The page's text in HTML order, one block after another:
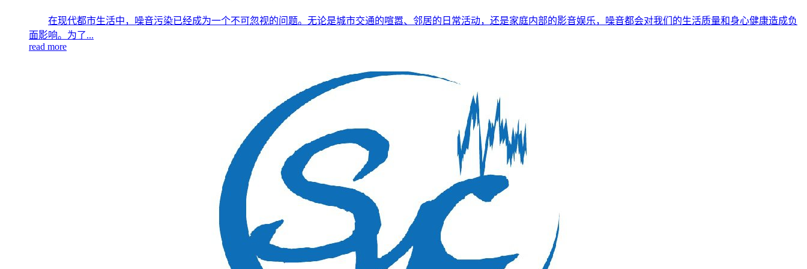
在现代都市生活中，噪音污染已经成为一个不可忽视的问题。无论是城市交通的喧嚣、邻居的日常活动，还是家庭内部的影音娱乐，噪音都会对我们的生活质量和身心健康造成负
面影响。为了...
read more